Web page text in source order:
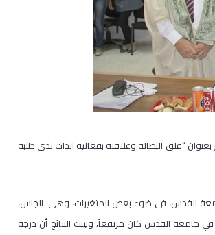
“قلق البطالة وعلاقته بفعالية الذات لدى طلبة
القدس، في ضوء بعض المتغيرات، وهي: الجنس،
جامعة القدس كان مرتفعاً، وبينت النتائج أن درجة